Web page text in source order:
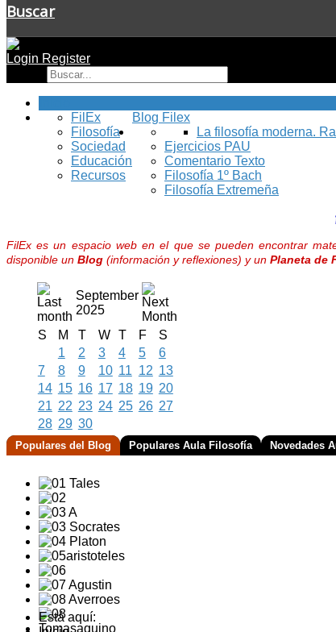
Buscar
Login Register
Blog Filex
FilEx
Filosofía
Sociedad
Educación
Recursos
La filosofía moderna.
Ejercicios PAU
Comentario Texto
Filosofía 1º Bach
Filosofía Extremeña
FilEx es un espacio web en el que se pueden encontrar
disponible un Blog (información y reflexiones) y un Planeta de
September
2025
S
M T W T F
S
1
2 3 4 5
6
7
8 9 10 11 12 13
14 15 16 17 18 19 20
21 22 23 24 25 26 27
28 29 30
Populares del Blog Populares Aula Filosofía Novedades
Está aquí: